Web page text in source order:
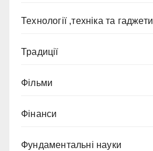
Технології ,техніка та гаджети
Традиції
Фільми
Фінанси
Фундаментальні науки